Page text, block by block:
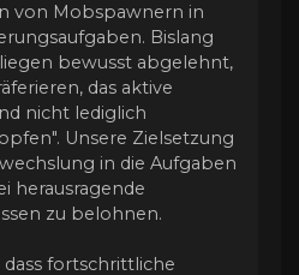
von Mobspawnern in
Bislang
bewusst abgelehnt,
das aktive
nicht lediglich
Unsere Zielsetzung
in die Aufgaben
herausragende
zu belohnen.
fortschrittliche